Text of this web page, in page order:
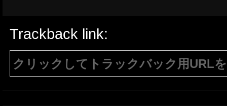
Trackback link:
クリックしてトラックバック用URL